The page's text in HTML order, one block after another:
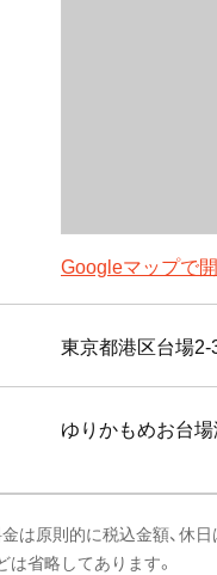
Googleマップで開
東京都港区台場2-
ゆりかもめお台
は原則的に税込金額、休
は省略してあります。